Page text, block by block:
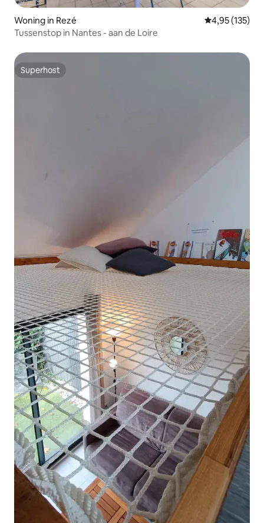
Woning in Rezé Gemiddelde
4,95 (135)
Tussenstop in Nantes - aan de Loire
Superhost
Superhost